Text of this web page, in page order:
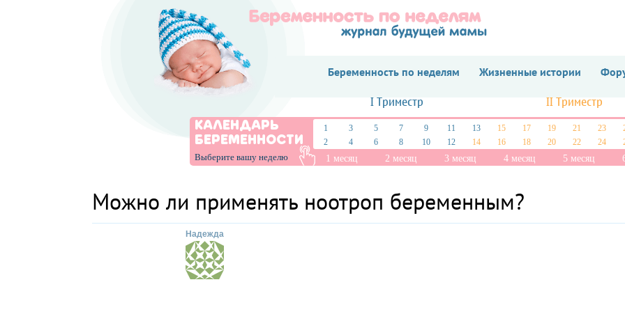
Беременность по неделям Жизненные истории
I Триместр II Триместр
КАЛЕНДАРЬ
БЕРЕМЕННОСТИ
Выберите вашу неделю
1 3 5 7 9 11 13 15 17 19 21 23
2
4 6 8 10 12 14 16 18 20 22 24
1 месяц 2 месяц 3 месяц 4 месяц 5 месяц
Можно ли применять ноотроп беременным?
Надежда